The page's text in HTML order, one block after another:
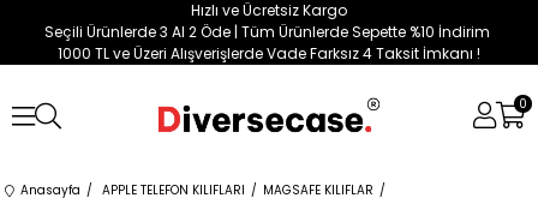
Hızlı ve Ücretsiz Kargo
Seçili Ürünlerde 3 Al 2 Öde | Tüm Ürünlerde Sepette %10 İndirim
1000 TL ve Üzeri Alışverişlerde Vade Farksız 4 Taksit İmkanı !
0
Anasayfa APPLE TELEFON KILIFLARI MAGSAFE KILIFLAR